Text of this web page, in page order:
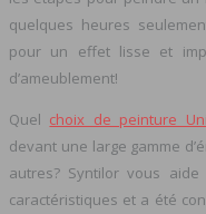
quelques heures
pour un effet lisse et
d’ameublement!
Quel choix de peinture
devant une large gamme
autres? Syntilor vous
caractéristiques et a été